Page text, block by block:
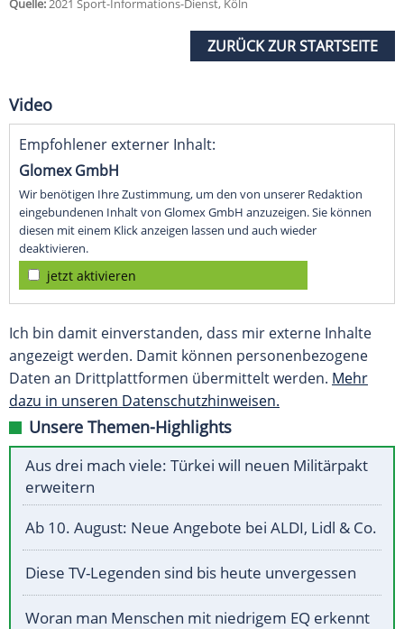
Quelle:2021 Sport-Informations-Dienst, Köln
ZURÜCK ZUR STARTSEITE
Video
Empfohlener externer Inhalt:
Glomex GmbH
Wir benötigen Ihre Zustimmung, um den von unserer Redaktion
eingebundenen Inhalt von Glomex GmbH anzuzeigen. Sie können
diesen mit einem Klick anzeigen lassen und auch wieder
deaktivieren.
jetzt aktivieren
Ich bin damit einverstanden, dass mir externe Inhalte
angezeigt werden. Damit können personenbezogene
Daten an Drittplattformen übermittelt werden. Mehr
dazu in unseren Datenschutzhinweisen.
Unsere Themen-Highlights
Aus drei mach viele: Türkei will neuen Militärpakt
erweitern
Ab 10. August: Neue Angebote bei ALDI, Lidl & Co.
Diese TV-Legenden sind bis heute unvergessen
Woran man Menschen mit niedrigem EQ erkennt